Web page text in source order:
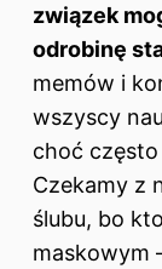
związek
odrobinę
memów i
wszyscy
choć
Czekamy z
ślubu, bo
maskowym